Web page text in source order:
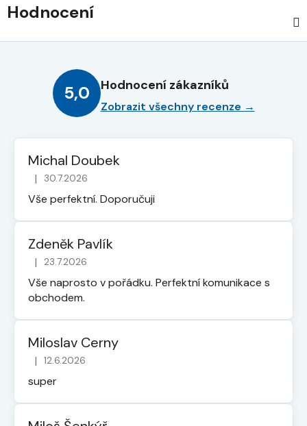
Hodnocení
5,0 Hodnocení zákazníků
Zobrazit všechny recenze →
Michal Doubek
Hodnocení obchodu je 5 z 5 hvězdiček.
| 30.7.2026
Vše perfektní. Doporučuji
Zdeněk Pavlík
Hodnocení obchodu je 5 z 5 hvězdiček.
| 23.7.2026
Vše naprosto v pořádku. Perfektní komunikace s
obchodem.
Miloslav Cerny
Hodnocení obchodu je 5 z 5 hvězdiček.
| 12.6.2026
super